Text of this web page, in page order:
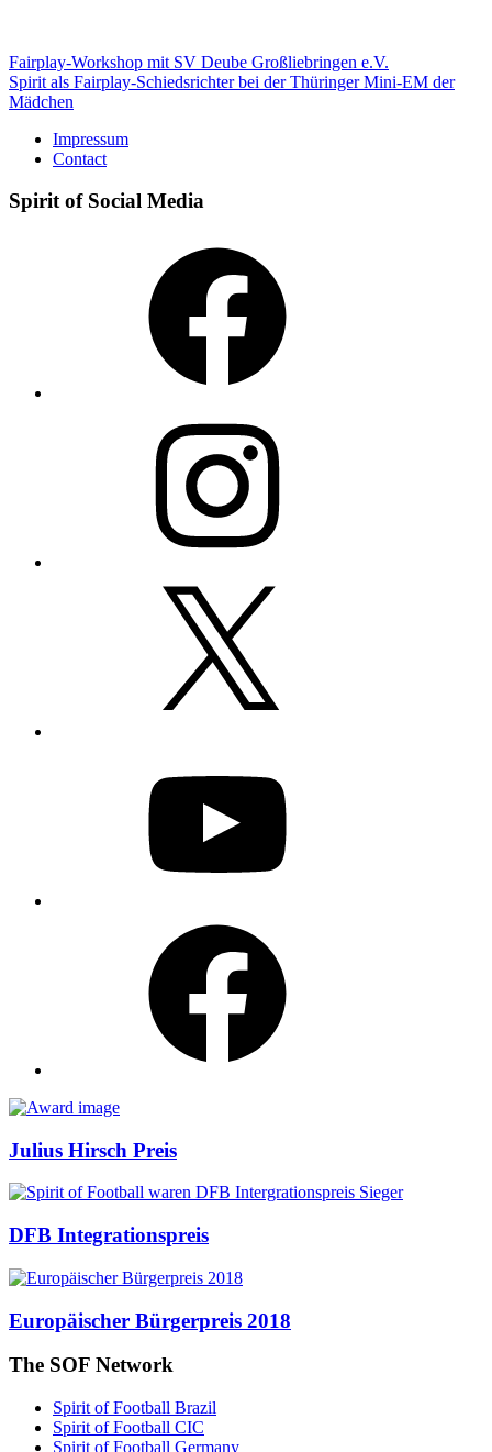
Post
navigation
Fairplay-Workshop mit SV Deube Großliebringen e.V.
Spirit als Fairplay-Schiedsrichter bei der Thüringer Mini-EM der
Mädchen
Impressum
Contact
Spirit of Social Media
Awards
Julius Hirsch Preis
DFB Integrationspreis
Europäischer Bürgerpreis 2018
The SOF Network
Spirit of Football Brazil
Spirit of Football CIC
Spirit of Football Germany